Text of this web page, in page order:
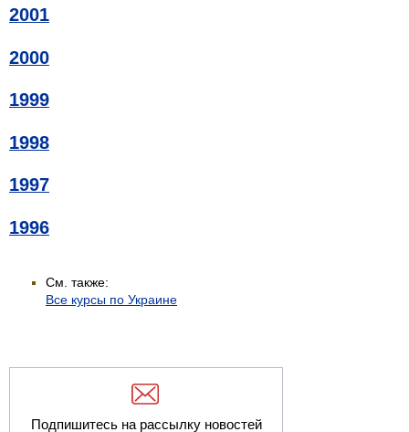
2001
2000
1999
1998
1997
1996
См. также:
Все курсы по Украине
Подпишитесь на рассылку новостей